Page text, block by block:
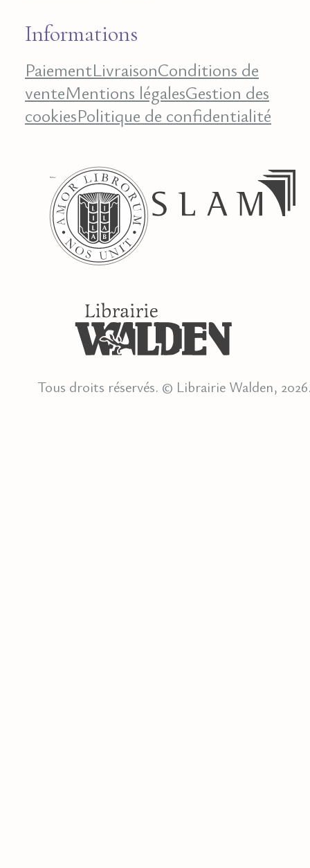
Informations
PaiementLivraisonConditions de
venteMentions légalesGestion des
cookiesPolitique de confidentialité
Tous droits réservés. © Librairie Walden,